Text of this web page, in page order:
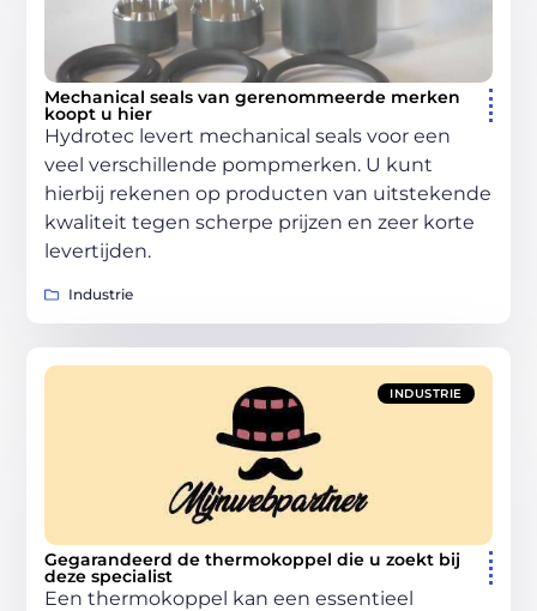
Mechanical seals van gerenommeerde merken
koopt u hier
Hydrotec levert mechanical seals voor een
veel verschillende pompmerken. U kunt
hierbij rekenen op producten van uitstekende
kwaliteit tegen scherpe prijzen en zeer korte
levertijden.
Industrie
INDUSTRIE
Gegarandeerd de thermokoppel die u zoekt bij
deze specialist
Een thermokoppel kan een essentieel